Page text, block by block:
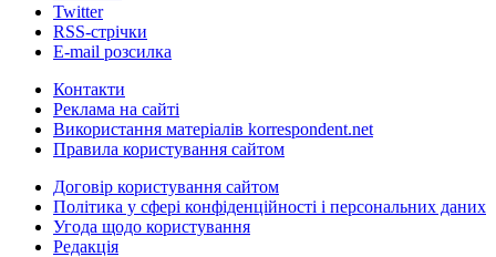
Twitter
RSS-стрічки
E-mail розсилка
Контакти
Реклама на сайті
Використання матеріалів korrespondent.net
Правила користування сайтом
Договір користування сайтом
Політика у сфері конфіденційності і персональних даних
Угода щодо користування
Редакція